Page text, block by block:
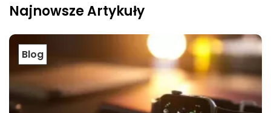
Najnowsze Artykuły
Blog